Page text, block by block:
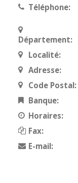
Téléphone:
Département:
Localité:
Adresse:
Code Postal:
Banque:
Horaires:
Fax:
E-mail: